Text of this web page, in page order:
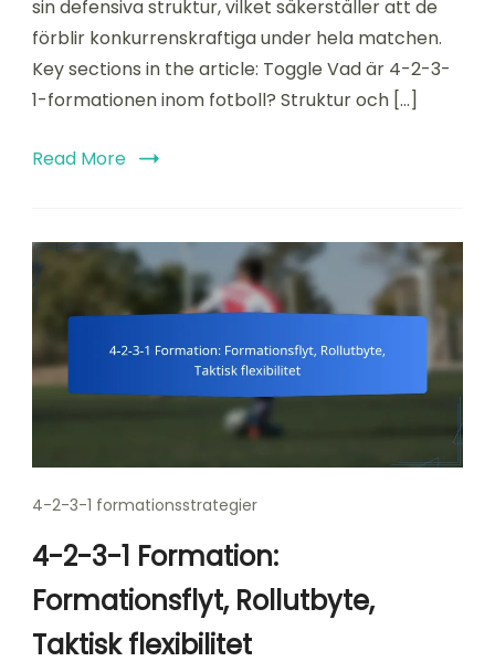
av
spelet,
Bibehålla
sin defensiva struktur, vilket säkerställer att de
förblir konkurrenskraftiga under hela matchen.
Key sections in the article: Toggle Vad är 4-2-3-
1-formationen inom fotboll? Struktur och […]
Read More
4-2-3-1 formationsstrategier
4-2-3-1 Formation:
Formationsflyt, Rollutbyte,
Taktisk flexibilitet